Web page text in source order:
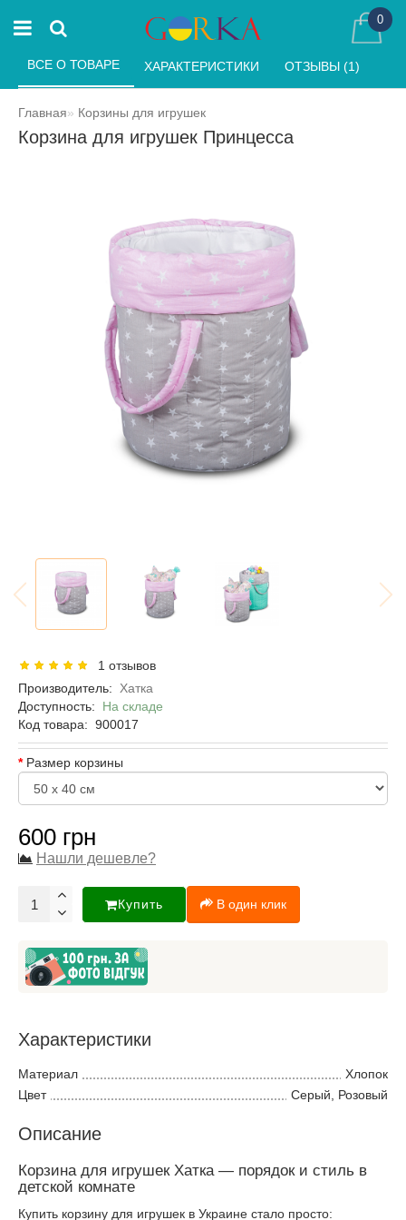
0
Главная Корзины для игрушек
Корзина для игрушек Принцесса
ВСЕ О ТОВАРЕ ХАРАКТЕРИСТИКИ ОТЗЫВЫ (1)
1 отзывов
Производитель:
Хатка
Доступность: На складе
Код товара: 900017
Размер корзины
600 грн
Нашли дешевле?
Купить В один клик
Характеристики
Материал
Хлопок
Цвет
Серый, Розовый
Описание
Корзина для игрушек Хатка — порядок и стиль в
детской комнате
Купить корзину для игрушек в Украине стало просто: